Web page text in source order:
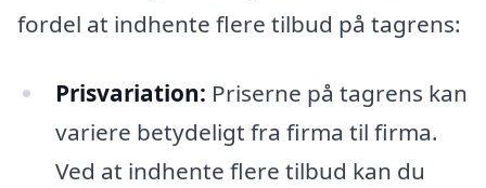
fordel at indhente flere tilbud på tagrens:
Prisvariation: Priserne på tagrens kan
variere betydeligt fra firma til firma.
Ved at indhente flere tilbud kan du